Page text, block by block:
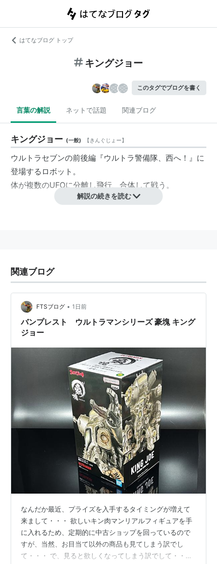
はてなブログ トップ
キングジョー
このタグでブログを書く
言葉の解説 ネットで話題 関連ブログ
キングジョー (一般) 【きんぐじょー】
ウルトラセブンの前後編『ウルトラ警備隊、西へ！』に
登場するロボット。
体が複数のUFOに分離し飛行、合体して戦う。
更、その尖兵となった。
持ち前のパワーと体の柔軟性でウルトラセブンを圧倒、
マウント・ポジションを奪うなど確かな格闘技術も見せ
たが、、最終的にはドロシー教授の発明した新兵器によ
って破壊された。
その後も人気は根強く、「新作ウルトラセブン」「ウル
トラマンマックス」に登場している。
また、「ウルトラギャラクシー大怪獣バトル」では、同
機の強化型である「キングジョーブラック」が登場し
た。
名前の由来はシリーズの脚本家として活躍した「金城哲
（もう少し、詳しい人の補足を希望）
メガブロック ウルトラマンシリ
ーズ BASIC STYLE 700 ウルト
ラセブン & キングジョー
出版社/メーカー:バンダイ(BANDAI)
解説の続きを読む
関連ブログ
FTSブログ • 1日前
バンプレスト ウルトラマンシリーズ 豪塊 キング
ジョー
なんだか最近、プライズを入手するタイミングが増えて
来まして・・・ 欲しいキン肉マンリアルフィギュアを手
に入れるため、定期的に中古ショップを回っているので
すが、当然、お目当て以外の商品も見てしまう訳でし
て・・・ で、見ると欲しくなってしまう訳でして・・・